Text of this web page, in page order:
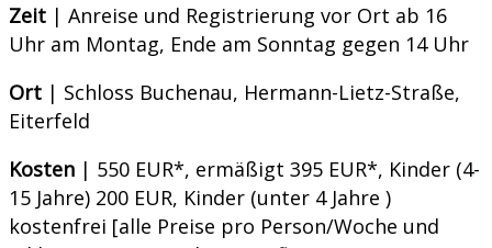
Zeit | Anreise und Registrierung vor Ort ab 16
Uhr am Montag, Ende am Sonntag gegen 14 Uhr
Ort | Schloss Buchenau, Hermann-Lietz-Straße,
Eiterfeld
Kosten | 550 EUR*, ermäßigt 395 EUR*, Kinder (4-
15 Jahre) 200 EUR, Kinder (unter 4 Jahre )
kostenfrei [alle Preise pro Person/Woche und